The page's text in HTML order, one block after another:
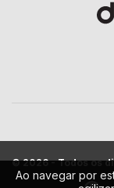
Ao navegar por
© 2026 - Todos os